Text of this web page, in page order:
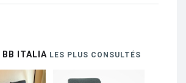
BB ITALIA LES PLUS CONSULTÉS